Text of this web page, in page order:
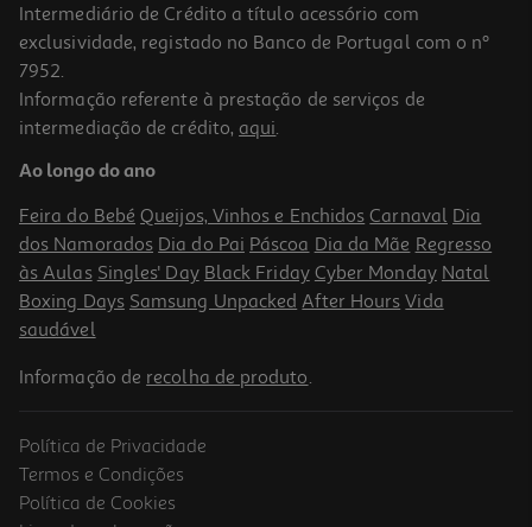
Bebida Espirituosa Bacardi Limón 0.70l
27.7 €/Lt
19,39 €
Intermediário de Crédito a título acessório com
exclusividade, registado no Banco de Portugal com o nº
7952.
Informação referente à prestação de serviços de
intermediação de crédito, aqui.
Ao longo do ano
Feira do Bebé Queijos, Vinhos e Enchidos Carnaval Dia
dos Namorados Dia do Pai Páscoa Dia da Mãe Regresso
às Aulas Singles' Day Black Friday Cyber Monday Natal
Boxing Days Samsung Unpacked After Hours Vida
saudável
Informação de recolha de produto.
Política de Privacidade
Termos e Condições
Política de Cookies